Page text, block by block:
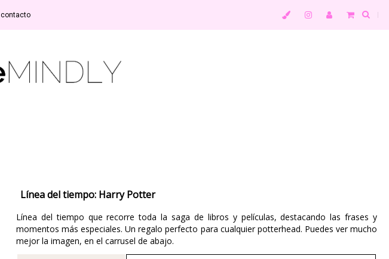
contacto
Línea del tiempo: Harry Potter
Línea del tiempo que recorre toda la saga de libros y películas, destacando las frases y
momentos más especiales. Un regalo perfecto para cualquier potterhead. Puedes ver mucho
mejor la imagen, en el carrusel de abajo.